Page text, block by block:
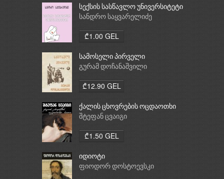
სექსის სასწავლო უნივერსიტეტი
სანდრო საყვარელიძე
₾1.00 GEL
სამოსელი პირველი
გურამ დოჩანაშვილი
₾12.90 GEL
ქალის ცხოვრების ოცდაოთხი
საათი
შტეფან ცვაიგი
₾1.50 GEL
იდიოტი
ფიოდორ დოსტოევსკი